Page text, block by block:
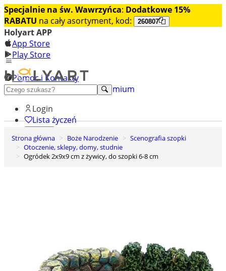
Specjalnie na św. Wawrzyńca: Dodatkowe 15%
RABATU na cały asortyment, kod: 260807
Holyart APP
App Store
Play Store
Pomoc i Kontakty
+48 222 922 860
Odkryj premium
Login
Lista życzeń
0
Koszyk
Strona główna Boże Narodzenie
Scenografia szopki
Otoczenie, sklepy, domy, studnie
Ogródek 2x9x9 cm z żywicy, do szopki 6-8 cm